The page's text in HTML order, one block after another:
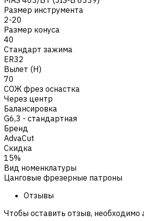
Размер инструмента
2-20
Размер конуса
40
Стандарт зажима
ER32
Вылет (H)
70
СОЖ фрез оснастка
Через центр
Балансировка
G6,3 - стандартная
Бренд
AdvaCut
Скидка
15%
Вид номенклатуры
Цанговые фрезерные патроны
Отзывы
Чтобы оставить отзыв, необходимо